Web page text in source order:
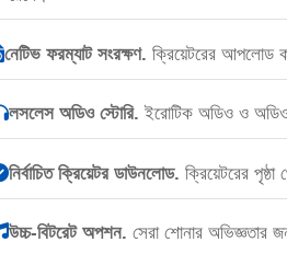
নেটিভ ফরম্যাট সংরক্ষণ. ক্রিয়েটরের আপলোড
লসলেস অডিও স্টোরি. ইরোটিক অডিও ও
নির্বাচিত ক্রিয়েটর ডাউনলোড. ক্রিয়েটরের
উচ্চ-বিটরেট অপশন. সেরা শোনার